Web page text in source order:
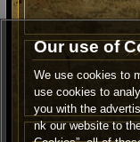
プ
Our use of
We use cookies to
use cookies to
you with the
nk our website to